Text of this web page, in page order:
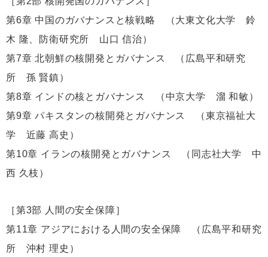
第6章 中国のガバナンスと核戦略 （大東文化大学 鈴
木 隆、防衛研究所 山口 信治）
第7章 北朝鮮の核開発とガバナンス （広島平和研究
所 孫 賢鎮）
第8章 インドの核とガバナンス （中京大学 溜 和敏）
第9章 パキスタンの核開発とガバナンス （東京福祉大
学 近藤 高史）
第10章 イランの核開発とガバナンス （同志社大学 中
西 久枝）
［第3部 人間の安全保障］
第11章 アジアにおける人間の安全保障 （広島平和研究
所 沖村 理史）